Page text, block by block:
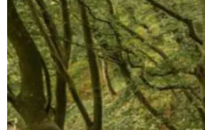
Presse
Projekter
Billeddatabase
Nyhedsbrev